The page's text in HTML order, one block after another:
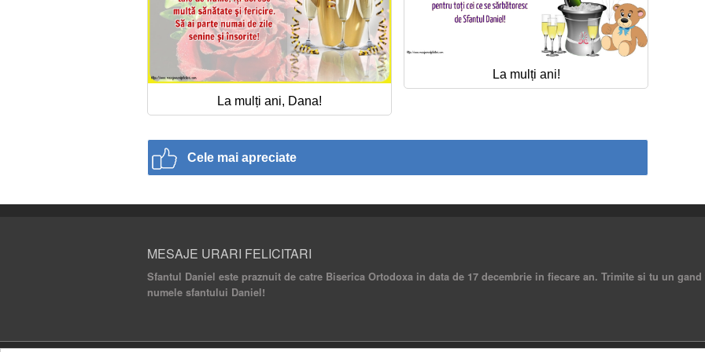
La mulți ani!
La mulți ani, Dana!
Cele mai apreciate
MESAJE URARI FELICITARI
Sfantul Daniel este praznuit de catre Biserica Ortodoxa in data de 17 decembrie in fiecare an. Trimite si tu un
numele sfantului Daniel!